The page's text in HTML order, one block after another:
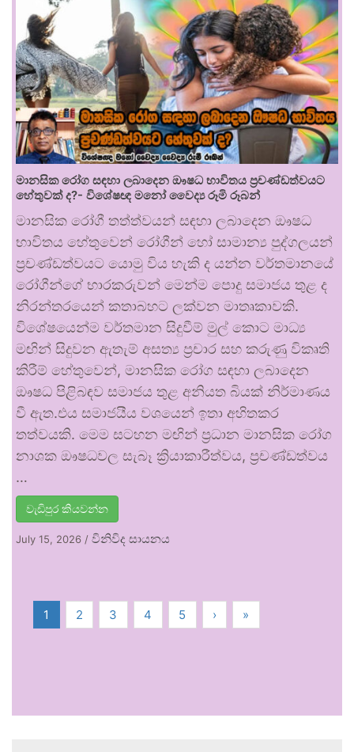
මානසික රෝග සඳහා ලබාදෙන ඖෂධ භාවිතය ප්‍රචණ්ඩත්වයට
හේතුවක් ද?- විශේෂඥ මනෝ වෛද්‍ය රූමි රූබන්
මානසික රෝගී තත්ත්වයන් සඳහා ලබාදෙන ඖෂධ
භාවිතය හේතුවෙන් රෝගීන් හෝ සාමාන්‍ය පුද්ගලයන්
ප්‍රචණ්ඩත්වයට යොමු විය හැකි ද යන්න වර්තමානයේ
රෝගීන්ගේ භාරකරුවන් මෙන්ම පොදු සමාජය තුළ ද
නිරන්තරයෙන් කතාබහට ලක්වන මාතෘකාවකි.
විශේෂයෙන්ම වර්තමාන සිදුවීම් මුල් කොට මාධ්‍ය
මඟින් සිදුවන ඇතැම් අසත්‍ය ප්‍රචාර සහ කරුණු විකෘති
කිරීම් හේතුවෙන්, මානසික රෝග සඳහා ලබාදෙන
ඖෂධ පිළිබඳව සමාජය තුළ අනියත බියක් නිර්මාණය
වී ඇත.එය සමාජයීය වශයෙන් ඉතා අහිතකර
තත්වයකි. මෙම සටහන මඟින් ප්‍රධාන මානසික රෝග
නාශක ඖෂධවල සැබෑ ක්‍රියාකාරීත්වය, ප්‍රචණ්ඩත්වය
…
වැඩිපුර කියවන්න
July 15, 2026 / විනිවිද සායනය
1 2 3 4 5 › »